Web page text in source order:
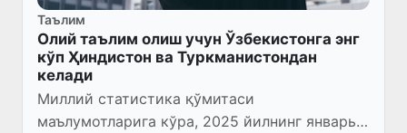
Таълим
Олий таълим олиш учун Ўзбекистонга энг
кўп Ҳиндистон ва Туркманистондан
келади
Миллий статистика қўмитаси
маълумотларига кўра, 2025 йилнинг январь